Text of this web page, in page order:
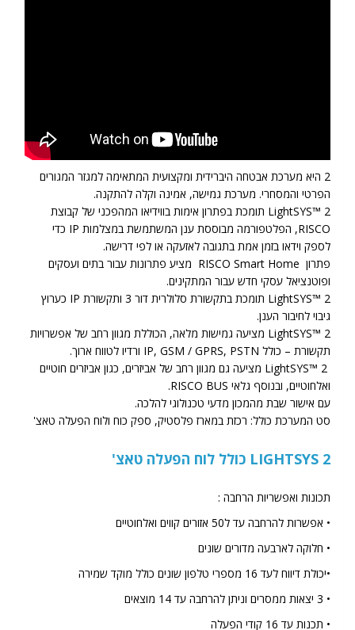
2 היא מערכת אבטחה היברידית ומקצועית המתאימה למגזר המגורים
הפרטי והמסחרי. מערכת גמישה, אמינה וקלה להתקנה.
LightSYS™ 2 תומכת בפתרון אימות בווידיאו המהפכני של קבוצת
RISCO, הפלטפורמה מבוססת ענן המשתמשת במצלמות IP כדי
לספק וידאו בזמן אמת בתגובה לאזעקה או לפי דרישה.
פתרון RISCO Smart Home מציע פתרונות עבור בתים ועסקים
ופוטנציאל עסקי חדש עבור המתקינים.
LightSYS™ 2 תומכת בתקשורת סלולרית דור 3 ותקשורת IP כערוץ
גיבוי לחיבור הענן.
LightSYS™ 2 מציעה גמישות מלאה, הכוללת מגוון רחב של אפשרויות
תקשורת – כולל IP, GSM / GPRS, PSTN ורדיו לטווח ארוך.
LightSYS™ 2 מציעה גם מגוון רחב של אביזרים, כגון אביזרים חוטיים
ואלחוטיים, ובנוסף גלאי RISCO BUS.
עם אישור שבת מהמכון מדעי טכנולוגי להלכה.
סט המערכת כולל: רכזת במארז פלסטיק, ספק כוח ולוח הפעלה טאצ'
LIGHTSYS 2 כולל לוח הפעלה טאצ'
תכונות ואפשריות הרחבה :
• אפשרות להרחבה עד ל50 אזורים קווים ואלחוטיים
• חלוקה לארבעה מדורים שונים
•יכולת דיווח לעד 16 מספרי טלפון שונים כולל מוקד שמירה
• 3 יצאות ממסרים וניתן להרחבה עד 14 מוצאים
• תכנות עד 16 קודי הפעלה